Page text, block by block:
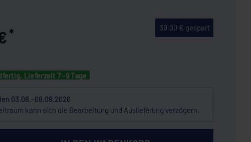
30,00 € gespart
*
Lieferzeit 7 -9 Tage
03.08.–08.08.2026
kann sich die Bearbeitung und Auslieferung verzögern.